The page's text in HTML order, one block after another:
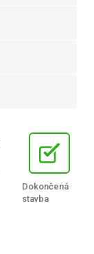
Dokončená
stavba